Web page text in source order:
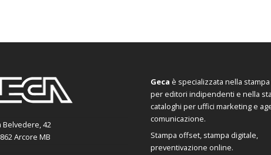
Belvedere, 42
Arcore MB
Geca è specializzata nella
per editori indipendenti e nella
cataloghi per uffici marketing e
comunicazione.
Stampa offset, stampa digitale,
preventivazione online.